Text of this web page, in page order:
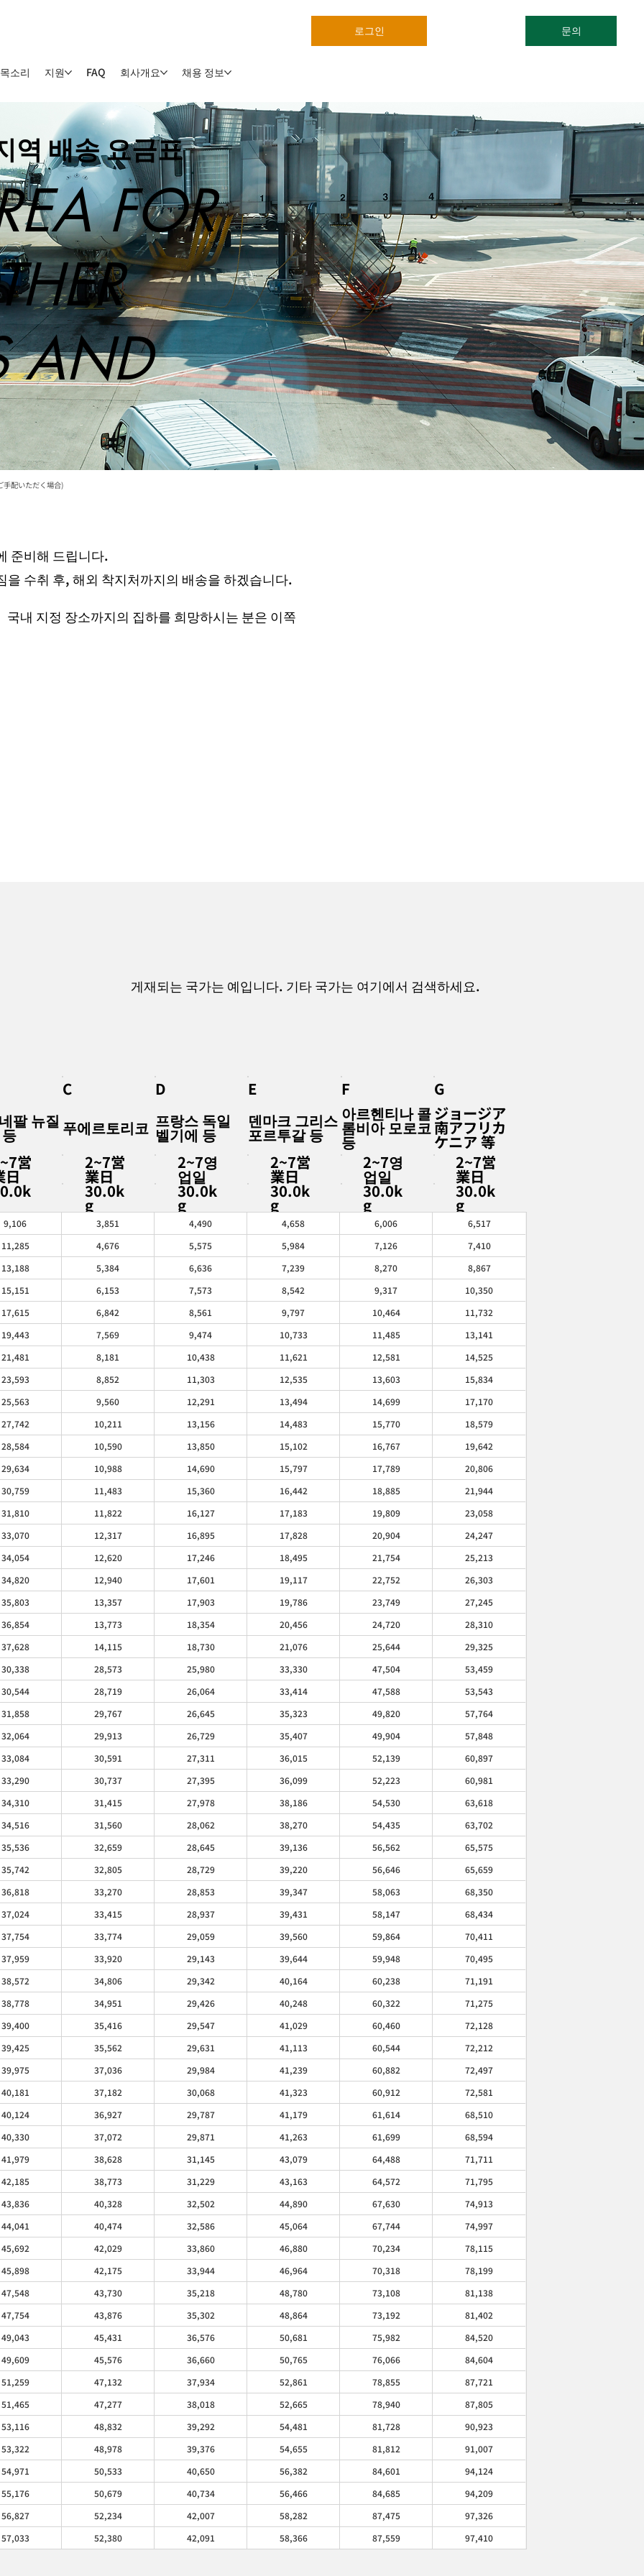
로그인 문의
소리 지원 FAQ 회사개요 채용 정보
역 배송 요금표
FOR
AND
手配いただく場合)
준비해 드립니다.
을 수취 후, 해외 착지처까지의 배송을 하겠습니다.
국내 지정 장소까지의 집하를 희망하시는 분은 이쪽
게재되는 국가는 예입니다. 기타 국가는 여기에서 검색하세요.
팔 뉴질
C
푸에르토리코
D
프랑스 독일
벨기에 등
E
덴마크 그리스
포르투갈 등
F
아르헨티나 콜
롬비아 모로코
등
G
ジョージア
南アフリカ
ケニア 等
営
日
2~7営
業日
2~7영
업일
2~7営
業日
2~7영
업일
2~7営
業日
30.0k
g
30.0k
g
30.0k
g
30.0k
g
30.0k
g
9,106 3,851 4,490 4,658 6,006
6,517
11,285
4,676 5,575 5,984 7,126
7,410
13,188
5,384 6,636 7,239 8,270
8,867
15,151
6,153 7,573 8,542 9,317
10,350
17,615
6,842 8,561 9,797 10,464
11,732
19,443
7,569 9,474 10,733 11,485
13,141
21,481
8,181 10,438 11,621 12,581
14,525
23,593
8,852 11,303 12,535 13,603
15,834
25,563
9,560 12,291 13,494 14,699
17,170
27,742
10,211 13,156 14,483 15,770
18,579
28,584
10,590 13,850 15,102 16,767
19,642
29,634
10,988 14,690 15,797 17,789
20,806
30,759
11,483 15,360 16,442 18,885
21,944
31,810
11,822 16,127 17,183 19,809
23,058
33,070
12,317 16,895 17,828 20,904
24,247
34,054
12,620 17,246 18,495 21,754
25,213
34,820
12,940 17,601 19,117 22,752
26,303
35,803
13,357 17,903 19,786 23,749
27,245
36,854
13,773 18,354 20,456 24,720
28,310
37,628
14,115 18,730 21,076 25,644
29,325
30,338
28,573 25,980 33,330 47,504
53,459
30,544
28,719 26,064 33,414 47,588
53,543
31,858
29,767 26,645 35,323 49,820
57,764
32,064
29,913 26,729 35,407 49,904
57,848
33,084
30,591 27,311 36,015 52,139
60,897
33,290
30,737 27,395 36,099 52,223
60,981
34,310
31,415 27,978 38,186 54,530
63,618
34,516
31,560 28,062 38,270 54,435
63,702
35,536
32,659 28,645 39,136 56,562
65,575
35,742
32,805 28,729 39,220 56,646
65,659
36,818
33,270 28,853 39,347 58,063
68,350
37,024
33,415 28,937 39,431 58,147
68,434
37,754
33,774 29,059 39,560 59,864
70,411
37,959
33,920 29,143 39,644 59,948
70,495
38,572
34,806 29,342 40,164 60,238
71,191
38,778
34,951 29,426 40,248 60,322
71,275
39,400
35,416 29,547 41,029 60,460
72,128
39,425
35,562 29,631 41,113 60,544
72,212
39,975
37,036 29,984 41,239 60,882
72,497
40,181
37,182 30,068 41,323 60,912
72,581
40,124
36,927 29,787 41,179 61,614
68,510
40,330
37,072 29,871 41,263 61,699
68,594
41,979
38,628 31,145 43,079 64,488
71,711
42,185
38,773 31,229 43,163 64,572
71,795
43,836
40,328 32,502 44,890 67,630
74,913
44,041
40,474 32,586 45,064 67,744
74,997
45,692
42,029 33,860 46,880 70,234
78,115
45,898
42,175 33,944 46,964 70,318
78,199
47,548
43,730 35,218 48,780 73,108
81,138
47,754
43,876 35,302 48,864 73,192
81,402
49,043
45,431 36,576 50,681 75,982
84,520
49,609
45,576 36,660 50,765 76,066
84,604
51,259
47,132 37,934 52,861 78,855
87,721
51,465
47,277 38,018 52,665 78,940
87,805
53,116
48,832 39,292 54,481 81,728
90,923
53,322
48,978 39,376 54,655 81,812
91,007
54,971
50,533 40,650 56,382 84,601
94,124
55,176
50,679 40,734 56,466 84,685
94,209
56,827
52,234 42,007 58,282 87,475
97,326
57,033
52,380 42,091 58,366 87,559 97,410